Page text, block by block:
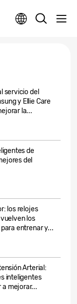
servicio del
y Ellie Care
la...
de
del
los relojes
los
entrenar y...
Arterial:
inteligentes
a mejorar...